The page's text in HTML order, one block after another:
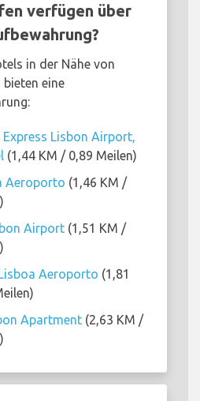
verfügen über
in der Nähe von
bieten eine
Lisbon Airport,
(1,44 KM / 0,89 Meilen)
Aeroporto (1,46 KM /
Airport (1,51 KM /
Aeroporto (1,81
Apartment (2,63 KM /